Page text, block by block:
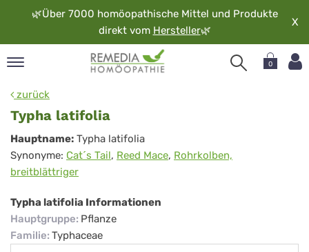
🌿Über 7000 homöopathische Mittel und Produkte
direkt vom Hersteller🌿
X
0
zurück
Typha latifolia
Typha
latifolia
Hauptname: Typha latifolia
Synonyme: Cat´s Tail, Reed Mace, Rohrkolben,
breitblättriger
Typha latifolia Informationen
Hauptgruppe: Pflanze
Familie: Typhaceae